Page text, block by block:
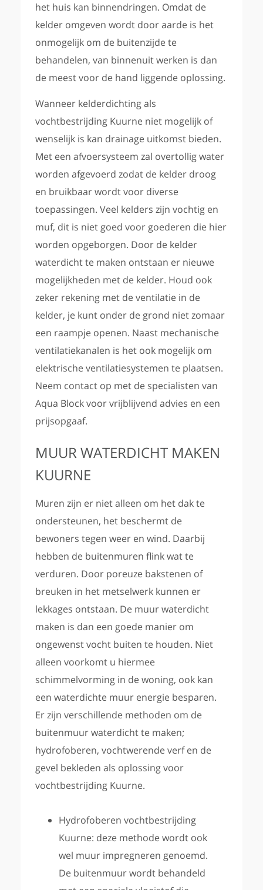
het huis kan binnendringen. Omdat de
kelder omgeven wordt door aarde is het
onmogelijk om de buitenzijde te
behandelen, van binnenuit werken is dan
de meest voor de hand liggende oplossing.
Wanneer kelderdichting als
vochtbestrijding Kuurne niet mogelijk of
wenselijk is kan drainage uitkomst bieden.
Met een afvoersysteem zal overtollig water
worden afgevoerd zodat de kelder droog
en bruikbaar wordt voor diverse
toepassingen. Veel kelders zijn vochtig en
muf, dit is niet goed voor goederen die hier
worden opgeborgen. Door de kelder
waterdicht te maken ontstaan er nieuwe
mogelijkheden met de kelder. Houd ook
zeker rekening met de ventilatie in de
kelder, je kunt onder de grond niet zomaar
een raampje openen. Naast mechanische
ventilatiekanalen is het ook mogelijk om
elektrische ventilatiesystemen te plaatsen.
Neem contact op met de specialisten van
Aqua Block voor vrijblijvend advies en een
prijsopgaaf.
MUUR WATERDICHT MAKEN
KUURNE
Muren zijn er niet alleen om het dak te
ondersteunen, het beschermt de
bewoners tegen weer en wind. Daarbij
hebben de buitenmuren flink wat te
verduren. Door poreuze bakstenen of
breuken in het metselwerk kunnen er
lekkages ontstaan. De muur waterdicht
maken is dan een goede manier om
ongewenst vocht buiten te houden. Niet
alleen voorkomt u hiermee
schimmelvorming in de woning, ook kan
een waterdichte muur energie besparen.
Er zijn verschillende methoden om de
buitenmuur waterdicht te maken;
hydrofoberen, vochtwerende verf en de
gevel bekleden als oplossing voor
vochtbestrijding Kuurne.
Hydrofoberen vochtbestrijding
Kuurne: deze methode wordt ook
wel muur impregneren genoemd.
De buitenmuur wordt behandeld